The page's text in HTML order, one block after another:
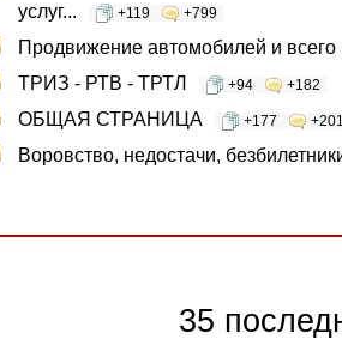
услуг...
+119 +799
Продвижение автомобилей и всего
ТРИЗ - РТВ - ТРТЛ
+94 +182
ОБЩАЯ СТРАНИЦА +177
Воровство, недостачи,
35